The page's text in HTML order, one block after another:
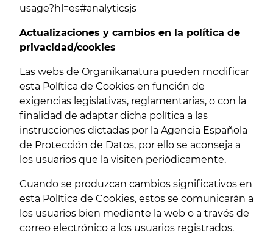
usage?hl=es#analyticsjs
Actualizaciones y cambios en la política de
privacidad/cookies
Las webs de Organikanatura pueden modificar
esta Política de Cookies en función de
exigencias legislativas, reglamentarias, o con la
finalidad de adaptar dicha política a las
instrucciones dictadas por la Agencia Española
de Protección de Datos, por ello se aconseja a
los usuarios que la visiten periódicamente.
Cuando se produzcan cambios significativos en
esta Política de Cookies, estos se comunicarán a
los usuarios bien mediante la web o a través de
correo electrónico a los usuarios registrados.